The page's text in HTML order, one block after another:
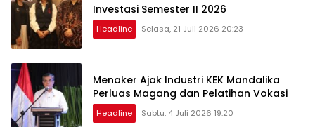
Investasi Semester II 2026
Headline Selasa, 21 Juli 2026 20:23
Menaker Ajak Industri KEK Mandalika
Perluas Magang dan Pelatihan Vokasi
Headline Sabtu, 4 Juli 2026 19:20